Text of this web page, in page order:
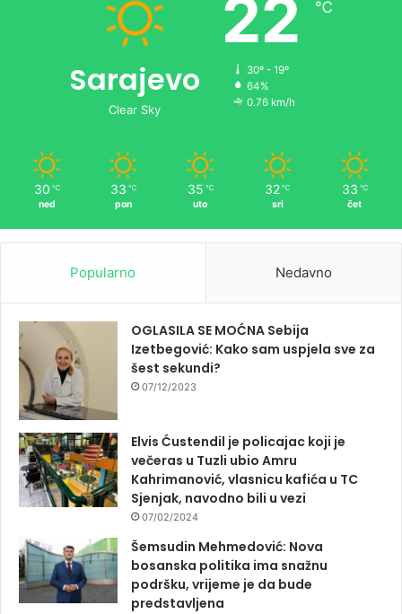
Sarajevo
Clear Sky
22 ℃
30º - 19º
64%
0.76 km/h
30 ℃
ned
33 ℃
pon
35 ℃
uto
32 ℃
sri
33 ℃
čet
Popularno Nedavno
OGLASILA SE MOĆNA Sebija
Izetbegović: Kako sam uspjela sve za
šest sekundi?
07/12/2023
Elvis Ćustendil je policajac koji je
večeras u Tuzli ubio Amru
Kahrimanović, vlasnicu kafića u TC
Sjenjak, navodno bili u vezi
07/02/2024
Šemsudin Mehmedović: Nova
bosanska politika ima snažnu
podršku, vrijeme je da bude
predstavljena